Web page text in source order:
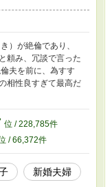
）が絶倫であり、
頼み、冗談で言った
夫を前に、為すす
相性良すぎて最高だ
位 / 228,785件
/ 66,372件
新婚夫婦